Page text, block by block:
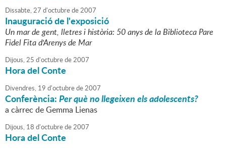
Dissabte,27 d'octubrede2007
Inauguració de l'exposició
Un mar de gent, lletres i història: 50 anys de la Biblioteca Pare
Fidel Fita d'Arenys de Mar
Dijous,25 d'octubrede2007
Hora del Conte
Divendres, 19 d'octubrede2007
Conferència:Per què no llegeixen els adolescents?
a càrrec de Gemma Lienas
Dijous, 18 d'octubrede2007
Hora del Conte